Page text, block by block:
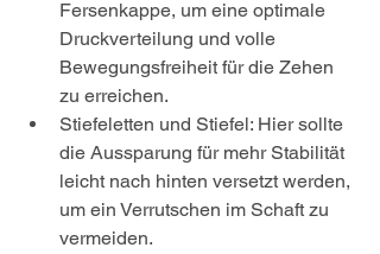
Fersenkappe, um eine optimale
Druckverteilung und volle
Bewegungsfreiheit für die Zehen
zu erreichen.
Stiefeletten und Stiefel: Hier sollte
die Aussparung für mehr Stabilität
leicht nach hinten versetzt werden,
um ein Verrutschen im Schaft zu
vermeiden.